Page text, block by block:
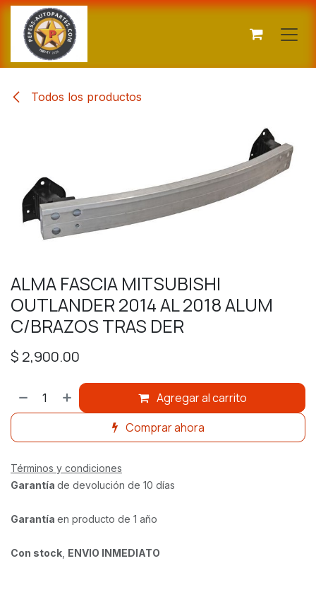
Ir al contenido
Todos los productos
ALMA FASCIA MITSUBISHI
OUTLANDER 2014 AL 2018 ALUM
C/BRAZOS TRAS DER
$ 2,900.00
Agregar al carrito
Comprar ahora
Términos y condiciones
Garantía de devolución de 10 días
Garantía en producto de 1 año
Con stock ENVIO INMEDIATO